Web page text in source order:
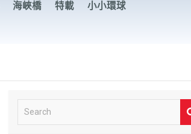
海峽橋 特載 小小環球
e